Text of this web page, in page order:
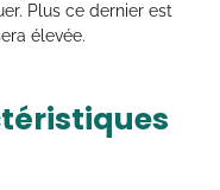
Plus ce dernier est
élevée.